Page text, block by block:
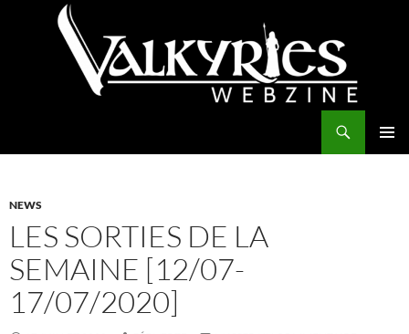
NEWS
LES SORTIES DE LA
SEMAINE [12/07-
17/07/2020]